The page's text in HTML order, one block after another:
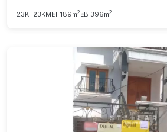
23KT23KMLT 189m2 LB 396m2